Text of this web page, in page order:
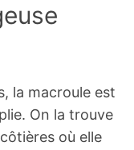
la macroule est
On la trouve
où elle